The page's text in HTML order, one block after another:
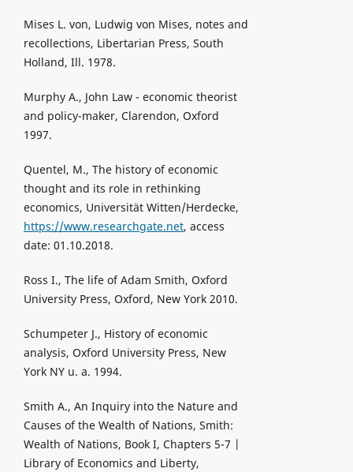
Mises L. von, Ludwig von Mises, notes and
recollections, Libertarian Press, South
Holland, Ill. 1978.
Murphy A., John Law - economic theorist
and policy-maker, Clarendon, Oxford
1997.
Quentel, M., The history of economic
thought and its role in rethinking
economics, Universität Witten/Herdecke,
https://www.researchgate.net, access
date: 01.10.2018.
Ross I., The life of Adam Smith, Oxford
University Press, Oxford, New York 2010.
Schumpeter J., History of economic
analysis, Oxford University Press, New
York NY u. a. 1994.
Smith A., An Inquiry into the Nature and
Causes of the Wealth of Nations, Smith:
Wealth of Nations, Book I, Chapters 5-7 |
Library of Economics and Liberty,